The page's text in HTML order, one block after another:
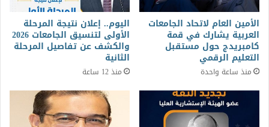
الأمين العام لاتحاد الجامعات
العربية يشارك في قمة
كامبريدج حول مستقبل
التعليم الرقمي
منذ ساعة واحدة
اليوم.. إعلان نتيجة المرحلة
الأولى لتنسيق الجامعات 2026
والكشف عن تفاصيل المرحلة
الثانية
منذ 12 ساعة